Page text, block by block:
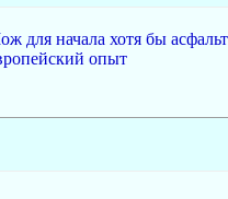
для начала хотя бы
опыт